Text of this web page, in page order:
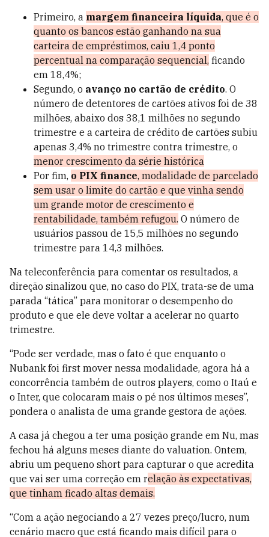
Primeiro, a margem financeira líquida, que é o
quanto os bancos estão ganhando na sua
carteira de empréstimos, caiu 1,4 ponto
percentual na comparação sequencial, ficando
em 18,4%;
Segundo, o avanço no cartão de crédito. O
número de detentores de cartões ativos foi de 38
milhões, abaixo dos 38,1 milhões no segundo
trimestre e a carteira de crédito de cartões subiu
apenas 3,4% no trimestre contra trimestre, o
menor crescimento da série histórica
Por fim, o PIX finance, modalidade de parcelado
sem usar o limite do cartão e que vinha sendo
um grande motor de crescimento e
rentabilidade, também refugou. O número de
usuários passou de 15,5 milhões no segundo
trimestre para 14,3 milhões.
Na teleconferência para comentar os resultados, a
direção sinalizou que, no caso do PIX, trata-se de uma
parada “tática” para monitorar o desempenho do
produto e que ele deve voltar a acelerar no quarto
trimestre.
“Pode ser verdade, mas o fato é que enquanto o
Nubank foi first mover nessa modalidade, agora há a
concorrência também de outros players, como o Itaú e
o Inter, que colocaram mais o pé nos últimos meses”,
pondera o analista de uma grande gestora de ações.
A casa já chegou a ter uma posição grande em Nu, mas
fechou há alguns meses diante do valuation. Ontem,
abriu um pequeno short para capturar o que acredita
que vai ser uma correção em relação às expectativas,
que tinham ficado altas demais.
“Com a ação negociando a 27 vezes preço/lucro, num
cenário macro que está ficando mais difícil para o